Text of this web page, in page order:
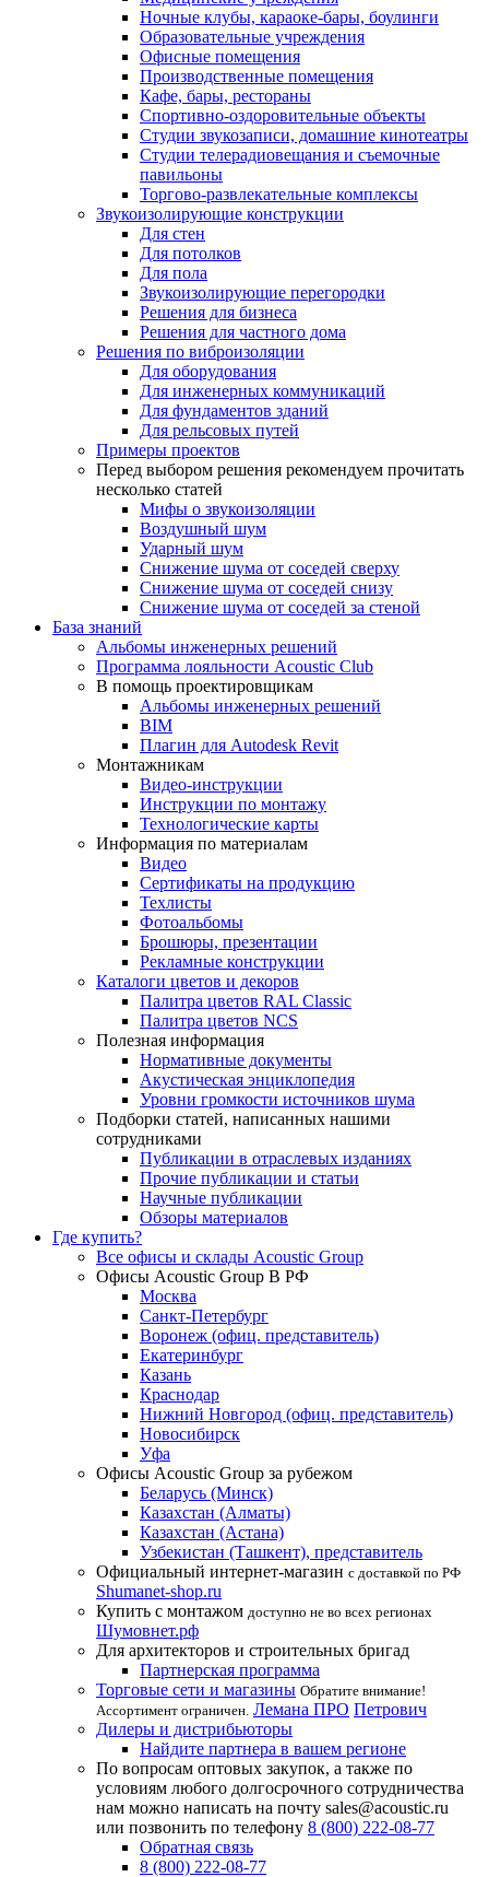
Ночные клубы, караоке-бары, боулинги
Образовательные учреждения
Офисные помещения
Производственные помещения
Кафе, бары, рестораны
Спортивно-оздоровительные объекты
Студии звукозаписи, домашние кинотеатры
Студии телерадиовещания и съемочные
павильоны
Торгово-развлекательные комплексы
Звукоизолирующие конструкции
Для стен
Для потолков
Для пола
Звукоизолирующие перегородки
Решения для бизнеса
Решения для частного дома
Решения по виброизоляции
Для оборудования
Для инженерных коммуникаций
Для фундаментов зданий
Для рельсовых путей
Примеры проектов
Перед выбором решения рекомендуем прочитать
несколько статей
Мифы о звукоизоляции
Воздушный шум
Ударный шум
Снижение шума от соседей сверху
Снижение шума от соседей снизу
Снижение шума от соседей за стеной
База знаний
Альбомы инженерных решений
Программа лояльности Acoustic Club
В помощь проектировщикам
Альбомы инженерных решений
BIM
Плагин для Autodesk Revit
Монтажникам
Видео-инструкции
Инструкции по монтажу
Технологические карты
Информация по материалам
Видео
Сертификаты на продукцию
Техлисты
Фотоальбомы
Брошюры, презентации
Рекламные конструкции
Каталоги цветов и декоров
Палитра цветов RAL Сlassic
Палитра цветов NCS
Полезная информация
Нормативные документы
Акустическая энциклопедия
Уровни громкости источников шума
Подборки статей, написанных нашими
сотрудниками
Публикации в отраслевых изданиях
Прочие публикации и статьи
Научные публикации
Обзоры материалов
Где купить?
Все офисы и склады Acoustic Group
Офисы Acoustic Group В РФ
Москва
Санкт-Петербург
Воронеж (офиц. представитель)
Екатеринбург
Казань
Краснодар
Нижний Новгород (офиц. представитель)
Новосибирск
Уфа
Офисы Acoustic Group за рубежом
Беларусь (Минск)
Казахстан (Алматы)
Казахстан (Астана)
Узбекистан (Ташкент), представитель
Официальный интернет-магазин с доставкой по РФ
Shumanet-shop.ru
Купить с монтажом доступно не во всех регионах
Шумовнет.рф
Для архитекторов и строительных бригад
Партнерская программа
Торговые сети и магазины Обратите внимание!
Ассортимент ограничен. Лемана ПРО Петрович
Дилеры и дистрибьюторы
Найдите партнера в вашем регионе
По вопросам оптовых закупок, а также по
условиям любого долгосрочного сотрудничества
нам можно написать на почту sales@acoustic.ru
или позвонить по телефону 8 (800) 222-08-77
Обратная связь
8 (800) 222-08-77